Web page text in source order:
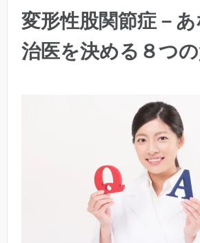
変形性股関節症－
治医を決める８つ